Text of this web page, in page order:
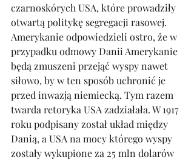
czarnoskórych USA, które prowadziły
otwartą politykę segregacji rasowej.
Amerykanie odpowiedzieli ostro, że w
przypadku odmowy Danii Amerykanie
będą zmuszeni przejąć wyspy nawet
siłowo, by w ten sposób uchronić je
przed inwazją niemiecką. Tym razem
twarda retoryka USA zadziałała. W 1917
roku podpisany został układ między
Danią, a USA na mocy którego wyspy
zostały wykupione za 25 mln dolarów